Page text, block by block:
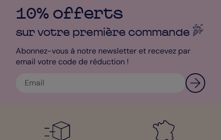
10% offerts
sur votre première commande
Abonnez-vous à notre newsletter et recevez par
email votre code de réduction !